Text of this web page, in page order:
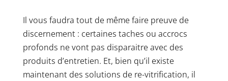
Il vous faudra tout de même faire preuve de
discernement : certaines taches ou accrocs
profonds ne vont pas disparaitre avec des
produits d’entretien. Et, bien qu’il existe
maintenant des solutions de re-vitrification, il